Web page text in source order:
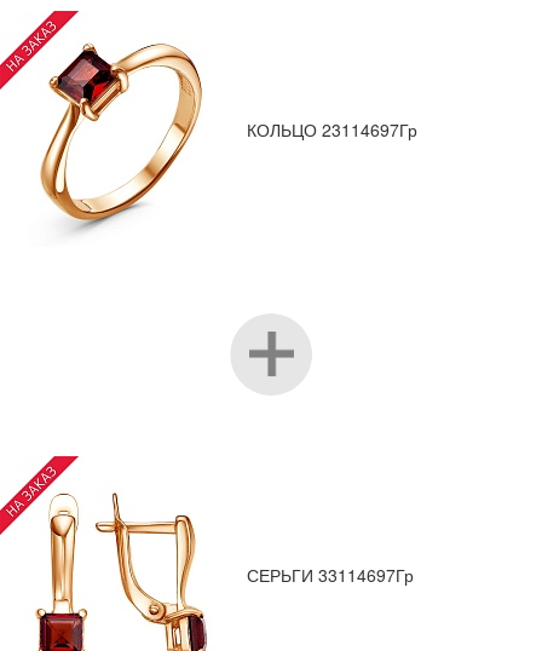
КОЛЬЦО 23114697Гр
СЕРЬГИ 33114697Гр